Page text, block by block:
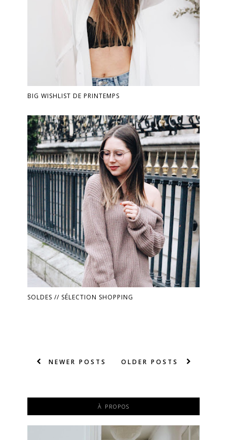
BIG WISHLIST DE PRINTEMPS
SOLDES // SÉLECTION SHOPPING
NEWER POSTS OLDER POSTS
À PROPOS